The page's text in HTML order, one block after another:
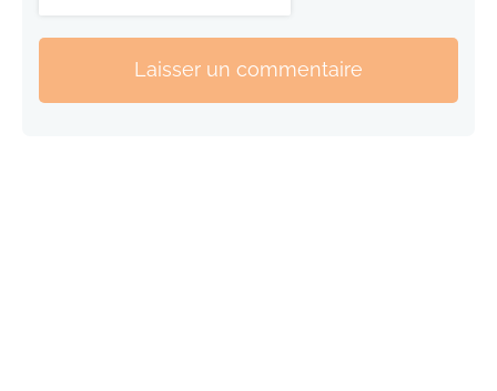
Laisser un commentaire